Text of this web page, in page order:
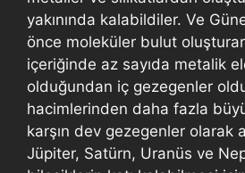
yakınında kalabildiler. Ve
önce moleküler bulut
içeriğinde az sayıda metalik
olduğundan iç gezegenler
hacimlerinden daha fazla
karşın dev gezegenler olarak
Jüpiter, Satürn, Uranüs ve